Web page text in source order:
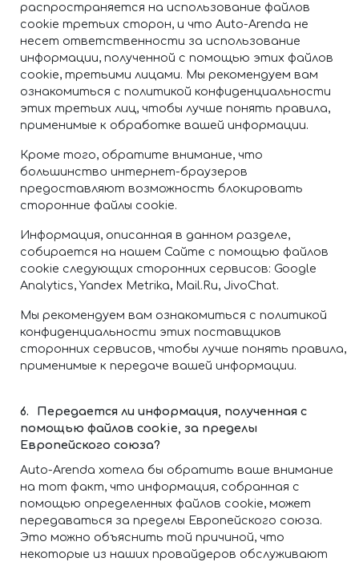
распространяется на использование файлов
cookie третьих сторон, и что Auto-Arenda не
несет ответственности за использование
информации, полученной с помощью этих файлов
cookie, третьими лицами. Мы рекомендуем вам
ознакомиться с политикой конфиденциальности
этих третьих лиц, чтобы лучше понять правила,
применимые к обработке вашей информации.
Кроме того, обратите внимание, что
большинство интернет-браузеров
предоставляют возможность блокировать
сторонние файлы cookie.
Информация, описанная в данном разделе,
собирается на нашем Сайте с помощью файлов
cookie следующих сторонних сервисов: Google
Analytics, Yandex Metrika, Mail.Ru, JivoChat.
Мы рекомендуем вам ознакомиться с политикой
конфиденциальности этих поставщиков
сторонних сервисов, чтобы лучше понять правила,
применимые к передаче вашей информации.
Передается ли информация, полученная с
помощью файлов cookie, за пределы
Европейского союза?
Auto-Arenda хотела бы обратить ваше внимание
на тот факт, что информация, собранная с
помощью определенных файлов cookie, может
передаваться за пределы Европейского союза.
Это можно объяснить той причиной, что
некоторые из наших провайдеров обслуживают